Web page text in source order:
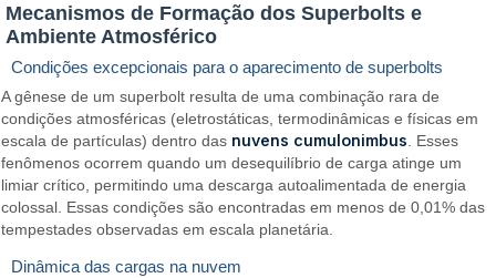
Mecanismos de Formação dos Superbolts e
Ambiente Atmosférico
Condições excepcionais para o aparecimento de superbolts
A gênese de um superbolt resulta de uma combinação rara de
condições atmosféricas (eletrostáticas, termodinâmicas e físicas em
escala de partículas) dentro das nuvens cumulonimbus . Esses
fenômenos ocorrem quando um desequilíbrio de carga atinge um
limiar crítico, permitindo uma descarga autoalimentada de energia
colossal. Essas condições são encontradas em menos de 0,01% das
tempestades observadas em escala planetária.
Dinâmica das cargas na nuvem